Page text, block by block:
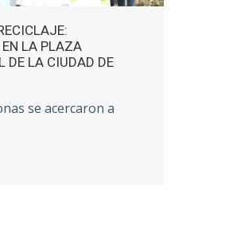
LA PLAZA
DE LA CIUDAD DE
se acercaron a